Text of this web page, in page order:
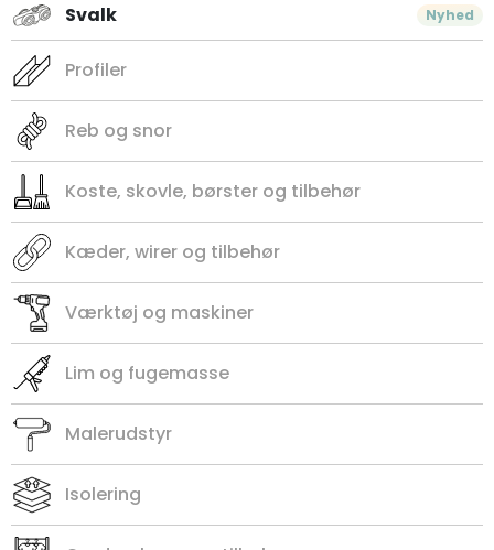
Svalk Nyhed
Profiler
Reb og snor
Koste, skovle, børster og tilbehør
Kæder, wirer og tilbehør
Værktøj og maskiner
Lim og fugemasse
Malerudstyr
Isolering